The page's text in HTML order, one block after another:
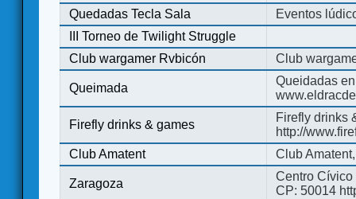
Quedadas Tecla Sala
Eventos
III Torneo de Twilight Struggle
Club wargamer Rvbicón
Club
Queimada
Queidadas
Firefly drinks & games
Firefly drinks
http://
Club Amatent
Club
Zaragoza
Centro Cívico
CP: 50014